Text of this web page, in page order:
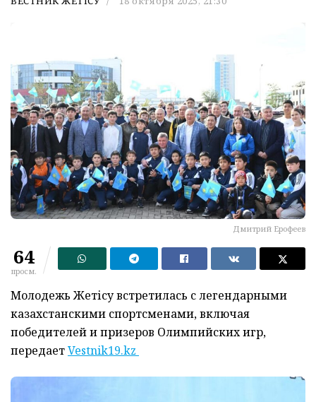
Дмитрий Ерофеев
64
просм.
Молодежь Жетісу встретилась с легендарными
казахстанскими спортсменами, включая
победителей и призеров Олимпийских игр,
передаетVestnik19.kz